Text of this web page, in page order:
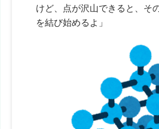
けど、点が沢山できると、そ
を結び始めるよ」